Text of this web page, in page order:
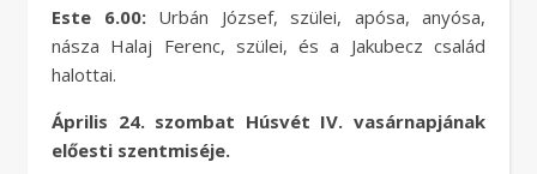
Este 6.00: Urbán József, szülei, apósa, anyósa,
násza Halaj Ferenc, szülei, és a Jakubecz család
halottai.
Április 24. szombat Húsvét IV. vasárnapjának
előesti szentmiséje.